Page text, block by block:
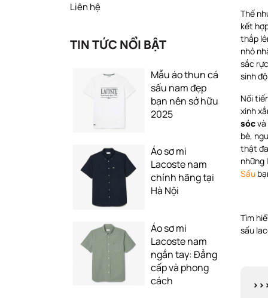
Liên hệ
TIN TỨC NỔI BẬT
Mẫu áo thun cá
sấu nam đẹp
bạn nên sở hữu
2025
Áo sơ mi
Lacoste nam
chính hãng tại
Hà Nội
Áo sơ mi
Lacoste nam
ngắn tay: Đẳng
cấp và phong
cách
Thế
kết
thắp
nhỏ
sắc
sinh
Nổi
xinh
sóc
bè,
thật
những
Sấu
Tìm
sấu